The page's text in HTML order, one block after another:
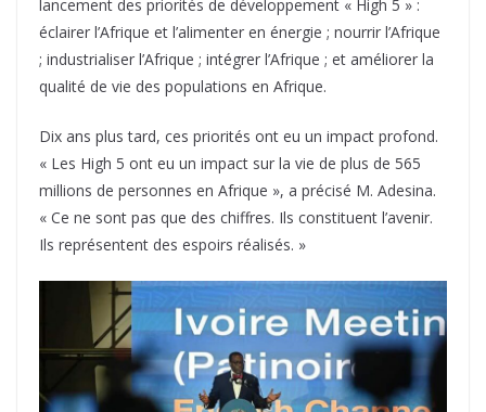
lancement des priorités de développement « High 5 » :
éclairer l’Afrique et l’alimenter en énergie ; nourrir l’Afrique
; industrialiser l’Afrique ; intégrer l’Afrique ; et améliorer la
qualité de vie des populations en Afrique.
Dix ans plus tard, ces priorités ont eu un impact profond.
« Les High 5 ont eu un impact sur la vie de plus de 565
millions de personnes en Afrique », a précisé M. Adesina.
« Ce ne sont pas que des chiffres. Ils constituent l’avenir.
Ils représentent des espoirs réalisés. »